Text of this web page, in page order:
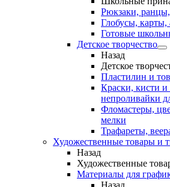
Рюкзаки,
Глобусы, карты,
Готовые
Детское творчество
Назад
Детское
Пластилин и
Краски, кисти и
непроливайки
Фломастеры,
мелки
Трафареты,
Художественные товары и
Назад
Художественные
Материалы для
Назад